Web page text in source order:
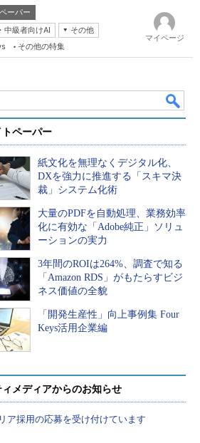
ーパー
中級者向けAI
その他
その他の特集
マイページ
ペーパー
紙文化を無理なくデジタル化、
DXを強力に推進する「スキマ決
裁」システム化術
大量のPDFを自動処理、業務効率
化に有効な「Adobe純正」ソリュ
ーションの実力
3年間のROIは264%、調査で知る
「Amazon RDS」がもたらすビジ
ネス価値の全貌
「開発生産性」向上事例集 Four
Keys活用企業編
メディアからのお知らせ
ア採用の応募を受け付けています